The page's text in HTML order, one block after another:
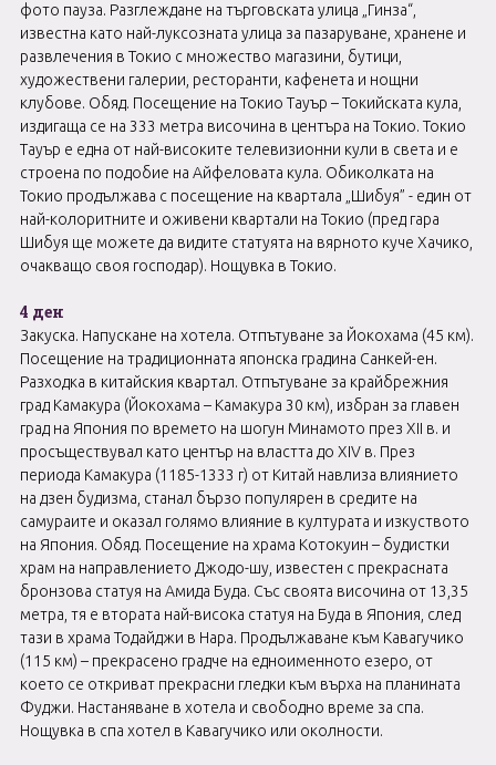
фото пауза. Разглеждане на търговската улица „Гинза“,
известна като най-луксозната улица за пазаруване, хранене и
развлечения в Токио с множество магазини, бутици,
художествени галерии, ресторанти, кафенета и нощни
клубове. Обяд. Посещение на Токио Тауър – Токийската кула,
издигаща се на 333 метра височина в центъра на Токио. Токио
Тауър е една от най-високите телевизионни кули в света и е
строена по подобие на Айфеловата кула. Обиколката на
Токио продължава с посещение на квартала „Шибуя” - един от
най-колоритните и оживени квартали на Токио (пред гара
Шибуя ще можете да видите статуята на вярното куче Хачико,
очакващо своя господар). Нощувка в Токио.
4 ден
Закуска. Напускане на хотела. Отпътуване за Йокохама (45 км).
Посещение на традиционната японска градина Санкей-ен.
Разходка в китайския квартал. Отпътуване за крайбрежния
град Камакура (Йокохама – Камакура 30 км), избран за главен
град на Япония по времето на шогун Минамото през XII в. и
просъществувал като център на властта до XIV в. През
периода Камакура (1185-1333 г) от Китай навлиза влиянието
на дзен будизма, станал бързо популярен в средите на
самураите и оказал голямо влияние в културата и изкуството
на Япония. Обяд. Посещение на храма Котокуин – будистки
храм на направлението Джодо-шу, известен с прекрасната
бронзова статуя на Амида Буда. Със своята височина от 13,35
метра, тя е втората най-висока статуя на Буда в Япония, след
тази в храма Тодайджи в Нара. Продължаване към Кавагучико
(115 км) – прекрасено градче на едноименното езеро, от
което се откриват прекрасни гледки към върха на планината
Фуджи. Настаняване в хотела и свободно време за спа.
Нощувка в спа хотел в Кавагучико или околности.